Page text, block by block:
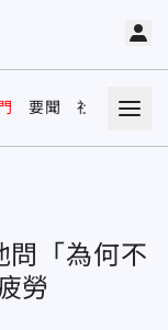
要聞 社會 娛樂
問「為何不
勞